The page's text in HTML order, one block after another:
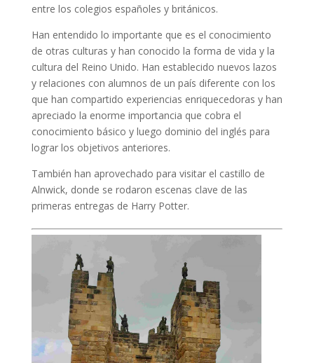
entre los colegios españoles y británicos.
Han entendido lo importante que es el conocimiento
de otras culturas y han conocido la forma de vida y la
cultura del Reino Unido. Han establecido nuevos lazos
y relaciones con alumnos de un país diferente con los
que han compartido experiencias enriquecedoras y han
apreciado la enorme importancia que cobra el
conocimiento básico y luego dominio del inglés para
lograr los objetivos anteriores.
También han aprovechado para visitar el castillo de
Alnwick, donde se rodaron escenas clave de las
primeras entregas de Harry Potter.